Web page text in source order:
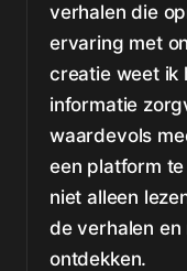
verhalen die
ervaring met
creatie weet ik
informatie
waardevols
een platform
niet alleen
de verhalen
ontdekken.